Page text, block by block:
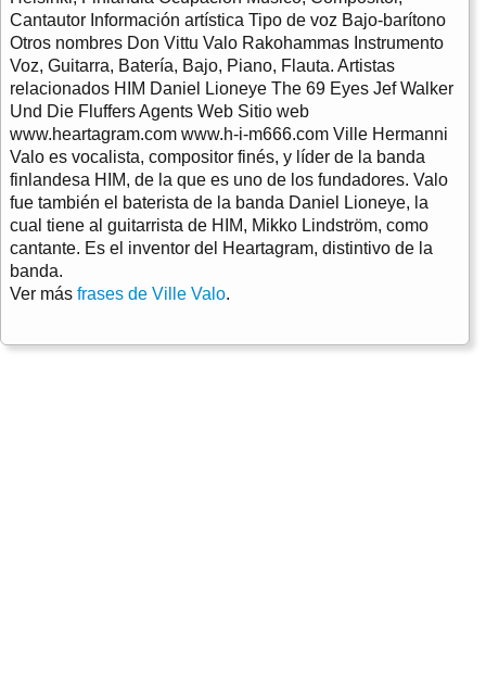
Cantautor Información artística Tipo de voz Bajo-barítono
Otros nombres Don Vittu Valo Rakohammas Instrumento
Voz, Guitarra, Batería, Bajo, Piano, Flauta. Artistas
relacionados HIM Daniel Lioneye The 69 Eyes Jef Walker
Und Die Fluffers Agents Web Sitio web
www.heartagram.com www.h-i-m666.com Ville Hermanni
Valo es vocalista, compositor finés, y líder de la banda
finlandesa HIM, de la que es uno de los fundadores. Valo
fue también el baterista de la banda Daniel Lioneye, la
cual tiene al guitarrista de HIM, Mikko Lindström, como
cantante. Es el inventor del Heartagram, distintivo de la
banda.
Ver más frases de Ville Valo.